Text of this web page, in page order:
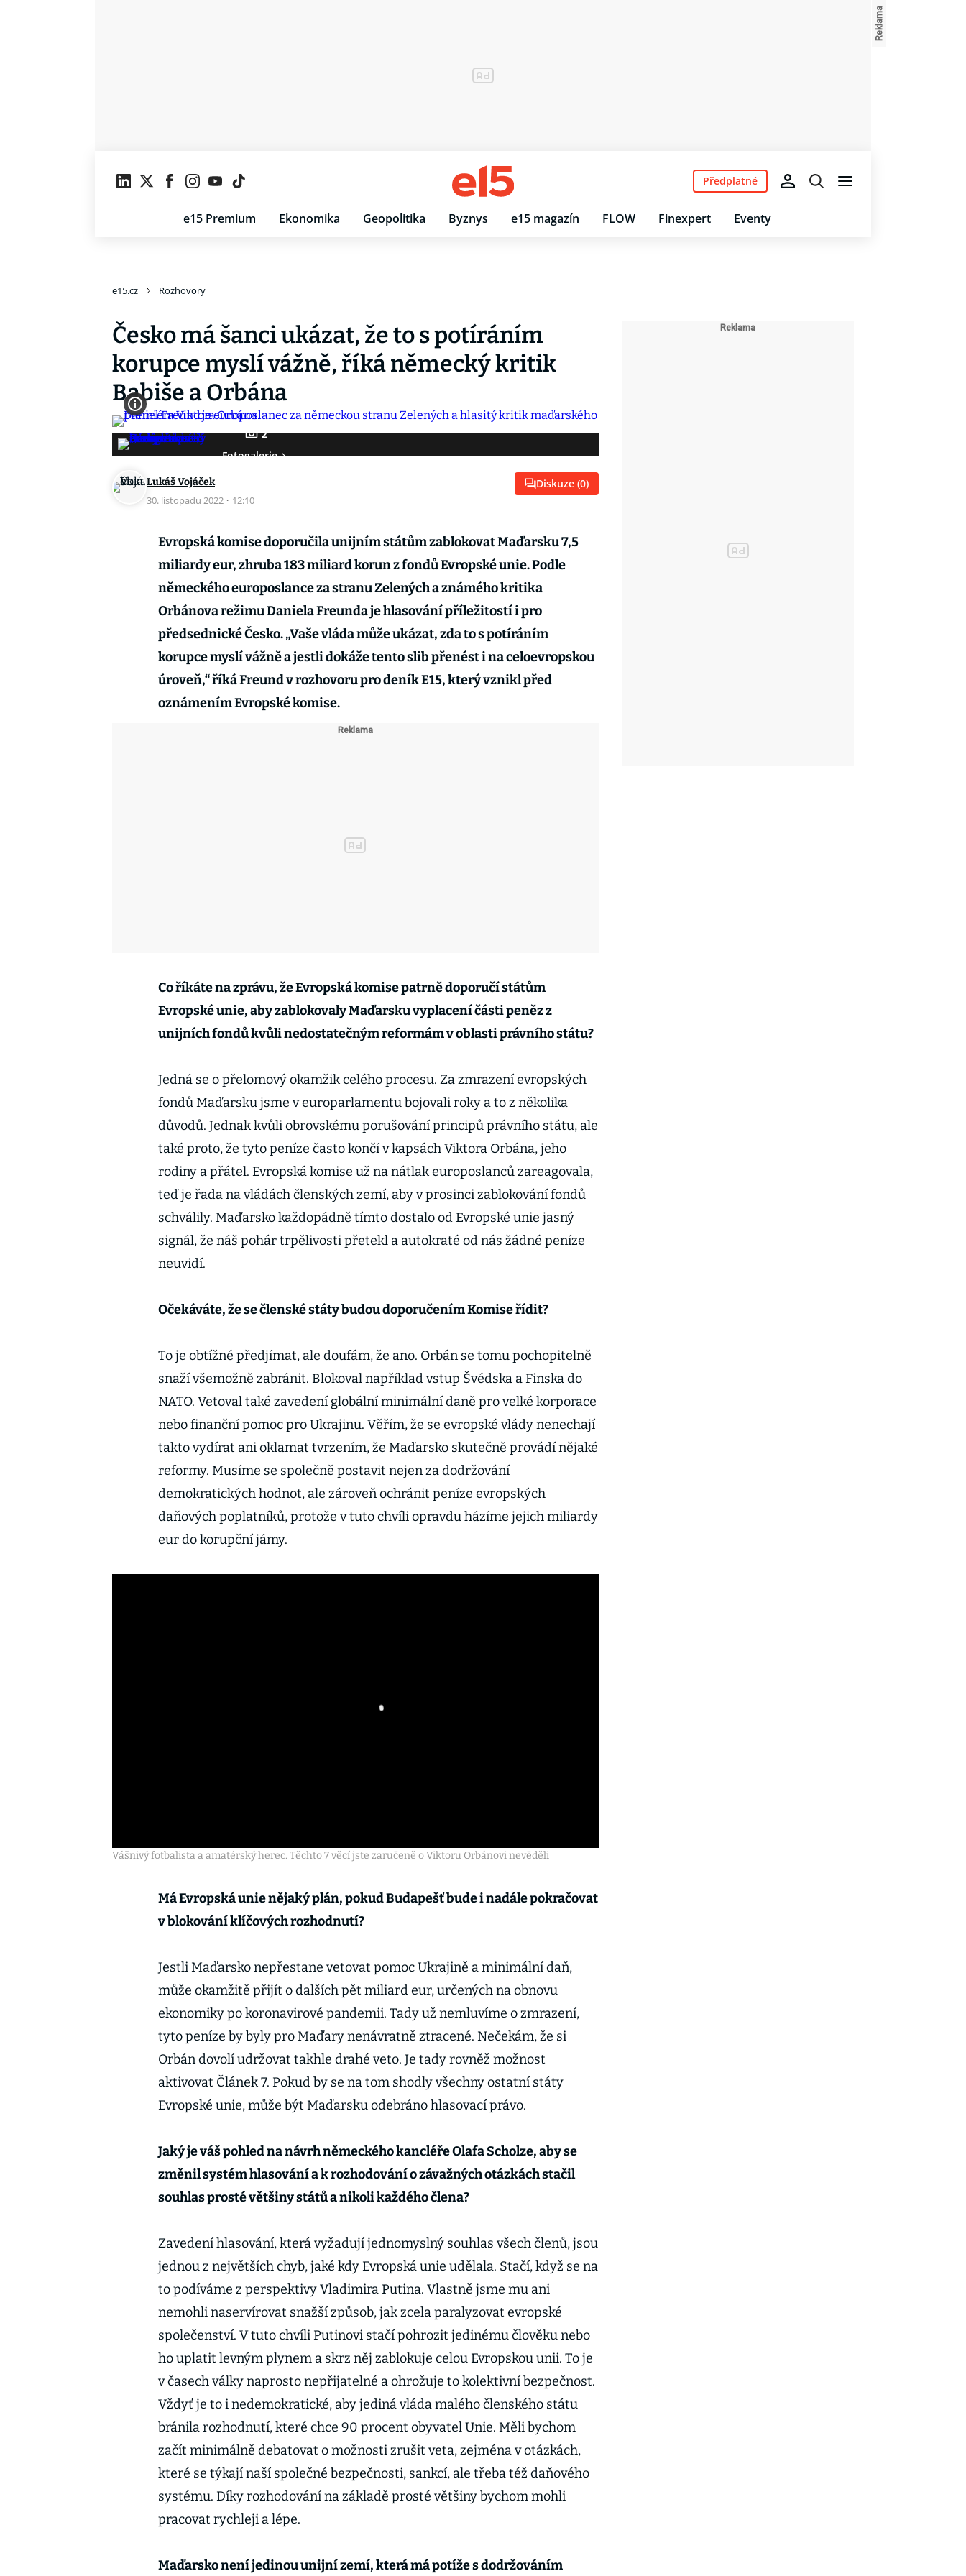
e15 Premium Ekonomika Geopolitika Byznys e15 magazín FLOW Finexpert Eventy
Předplatné
e15.cz Rozhovory
Česko má šanci ukázat, že to s potíráním
korupce myslí vážně, říká německý kritik
Babiše a Orbána
2
Fotogalerie
Lukáš Vojáček
30. listopadu 2022 · 12:10
Diskuze (0)
Evropská komise doporučila unijním státům zablokovat Maďarsku 7,5
miliardy eur, zhruba 183 miliard korun z fondů Evropské unie. Podle
německého europoslance za stranu Zelených a známého kritika
Orbánova režimu Daniela Freunda je hlasování příležitostí i pro
předsednické Česko. „Vaše vláda může ukázat, zda to s potíráním
korupce myslí vážně a jestli dokáže tento slib přenést i na celoevropskou
úroveň,“ říká Freund v rozhovoru pro deník E15, který vznikl před
oznámením Evropské komise.
Co říkáte na zprávu, že Evropská komise patrně doporučí státům
Evropské unie, aby zablokovaly Maďarsku vyplacení části peněz z
unijních fondů kvůli nedostatečným reformám v oblasti právního státu?
Jedná se o přelomový okamžik celého procesu. Za zmrazení evropských
fondů Maďarsku jsme v europarlamentu bojovali roky a to z několika
důvodů. Jednak kvůli obrovskému porušování principů právního státu, ale
také proto, že tyto peníze často končí v kapsách Viktora Orbána, jeho
rodiny a přátel. Evropská komise už na nátlak europoslanců zareagovala,
teď je řada na vládách členských zemí, aby v prosinci zablokování fondů
schválily. Maďarsko každopádně tímto dostalo od Evropské unie jasný
signál, že náš pohár trpělivosti přetekl a autokraté od nás žádné peníze
neuvidí.
Očekáváte, že se členské státy budou doporučením Komise řídit?
To je obtížné předjímat, ale doufám, že ano. Orbán se tomu pochopitelně
snaží všemožně zabránit. Blokoval například vstup Švédska a Finska do
NATO. Vetoval také zavedení globální minimální daně pro velké korporace
nebo finanční pomoc pro Ukrajinu. Věřím, že se evropské vlády nenechají
takto vydírat ani oklamat tvrzením, že Maďarsko skutečně provádí nějaké
reformy. Musíme se společně postavit nejen za dodržování
demokratických hodnot, ale zároveň ochránit peníze evropských
daňových poplatníků, protože v tuto chvíli opravdu házíme jejich miliardy
eur do korupční jámy.
Vášnivý fotbalista a amatérský herec. Těchto 7 věcí jste zaručeně o Viktoru Orbánovi nevěděli
Má Evropská unie nějaký plán, pokud Budapešť bude i nadále pokračovat
v blokování klíčových rozhodnutí?
Jestli Maďarsko nepřestane vetovat pomoc Ukrajině a minimální daň,
může okamžitě přijít o dalších pět miliard eur, určených na obnovu
ekonomiky po koronavirové pandemii. Tady už nemluvíme o zmrazení,
tyto peníze by byly pro Maďary nenávratně ztracené. Nečekám, že si
Orbán dovolí udržovat takhle drahé veto. Je tady rovněž možnost
aktivovat Článek 7. Pokud by se na tom shodly všechny ostatní státy
Evropské unie, může být Maďarsku odebráno hlasovací právo.
Jaký je váš pohled na návrh německého kancléře Olafa Scholze, aby se
změnil systém hlasování a k rozhodování o závažných otázkách stačil
souhlas prosté většiny států a nikoli každého člena?
Zavedení hlasování, která vyžadují jednomyslný souhlas všech členů, jsou
jednou z největších chyb, jaké kdy Evropská unie udělala. Stačí, když se na
to podíváme z perspektivy Vladimira Putina. Vlastně jsme mu ani
nemohli naservírovat snažší způsob, jak zcela paralyzovat evropské
společenství. V tuto chvíli Putinovi stačí pohrozit jedinému člověku nebo
ho uplatit levným plynem a skrz něj zablokuje celou Evropskou unii. To je
v časech války naprosto nepřijatelné a ohrožuje to kolektivní bezpečnost.
Vždyť je to i nedemokratické, aby jediná vláda malého členského státu
bránila rozhodnutí, které chce 90 procent obyvatel Unie. Měli bychom
začít minimálně debatovat o možnosti zrušit veta, zejména v otázkách,
které se týkají naší společné bezpečnosti, sankcí, ale třeba též daňového
systému. Díky rozhodování na základě prosté většiny bychom mohli
pracovat rychleji a lépe.
Maďarsko není jedinou unijní zemí, která má potíže s dodržováním